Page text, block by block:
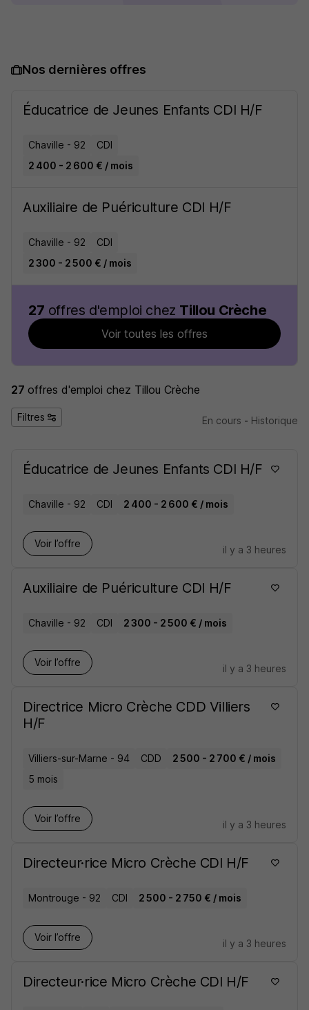
Nos dernières offres
Éducatrice de Jeunes Enfants CDI H/F
Chaville - 92
CDI
2 400 - 2 600 € / mois
Auxiliaire de Puériculture CDI H/F
Chaville - 92
CDI
2 300 - 2 500 € / mois
27 offres d'emploi chez Tillou Crèche
Voir toutes les offres
27 offres d'emploi chez Tillou Crèche
Filtres En cours - Historique
Éducatrice de Jeunes Enfants CDI H/F
Chaville - 92 CDI 2 400 - 2 600 € / mois
Voir l’offre
il y a 3 heures
Auxiliaire de Puériculture CDI H/F
Chaville - 92 CDI 2 300 - 2 500 € / mois
Voir l’offre
il y a 3 heures
Directrice Micro Crèche CDD Villiers
H/F
Villiers-sur-Marne - 94 CDD
2 500 - 2 700 € / mois
5 mois
Voir l’offre
il y a 3 heures
Directeur·rice Micro Crèche CDI H/F
Montrouge - 92 CDI 2 500 - 2 750 € / mois
Voir l’offre
il y a 3 heures
Directeur·rice Micro Crèche CDI H/F